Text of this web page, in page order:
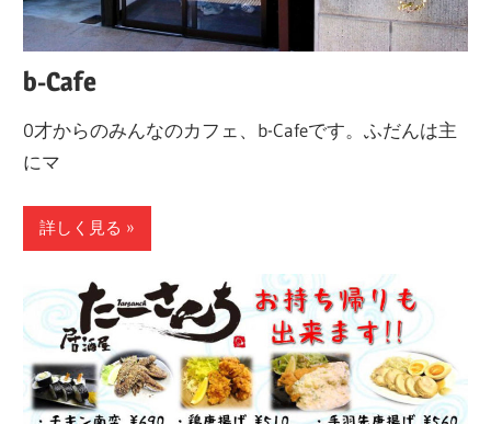
b-Cafe
0才からのみんなのカフェ、b-Cafeです。ふだんは主
にマ
詳しく見る